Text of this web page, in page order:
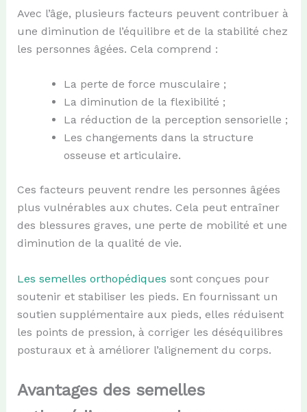
Avec l’âge, plusieurs facteurs peuvent contribuer à
une diminution de l’équilibre et de la stabilité chez
les personnes âgées. Cela comprend :
La perte de force musculaire ;
La diminution de la flexibilité ;
La réduction de la perception sensorielle ;
Les changements dans la structure
osseuse et articulaire.
Ces facteurs peuvent rendre les personnes âgées
plus vulnérables aux chutes. Cela peut entraîner
des blessures graves, une perte de mobilité et une
diminution de la qualité de vie.
Les semelles orthopédiques sont conçues pour
soutenir et stabiliser les pieds. En fournissant un
soutien supplémentaire aux pieds, elles réduisent
les points de pression, à corriger les déséquilibres
posturaux et à améliorer l’alignement du corps.
Avantages des semelles